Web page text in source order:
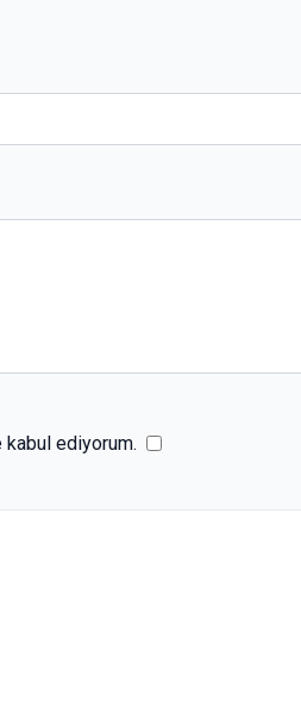
kabul ediyorum.